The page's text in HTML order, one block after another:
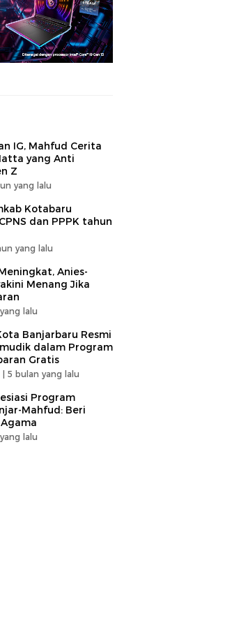
IG, Mahfud Cerita
yang Anti
Z
yang lalu
Kotabaru
dan PPPK tahun
yang lalu
Anies-
Menang Jika
lalu
Banjarbaru Resmi
dalam Program
Gratis
5 bulan yang lalu
Program
Mahfud: Beri
lalu